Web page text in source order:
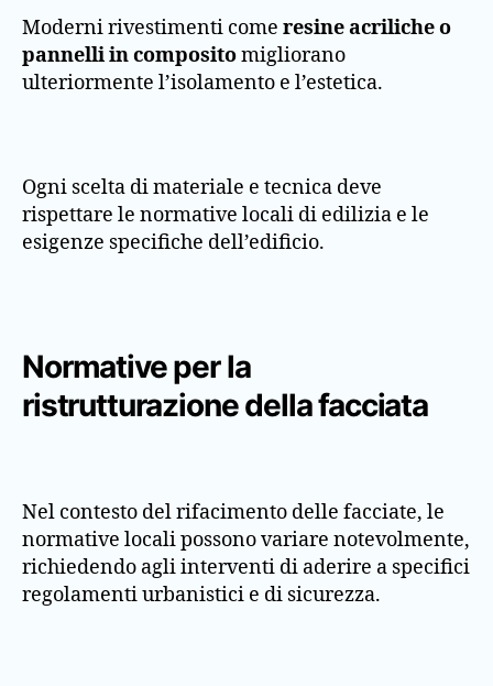
Moderni rivestimenti come resine acriliche o
pannelli in compositomigliorano
ulteriormente l’isolamento e l’estetica.
Ogni scelta di materiale e tecnica deve
rispettare le normative locali di edilizia e le
esigenze specifiche dell’edificio.
Normative per la
ristrutturazione della facciata
Nel contesto del rifacimento delle facciate, le
normative locali possono variare notevolmente,
richiedendo agli interventi di aderire a specifici
regolamenti urbanistici e di sicurezza.